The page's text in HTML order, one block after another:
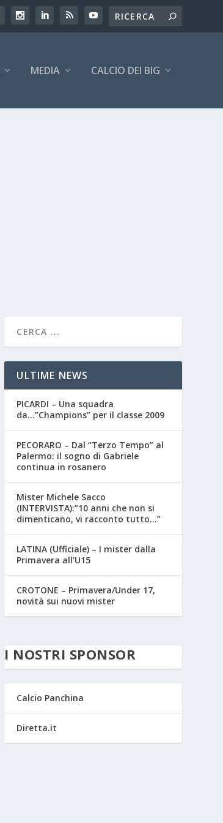
MEDIA CALCIO DEI BIG
ULTIME NEWS
PICARDI – Una squadra
da…”Champions” per il classe 2009
PECORARO – Dal “Terzo Tempo” al
Palermo: il sogno di Gabriele
continua in rosanero
Mister Michele Sacco
(INTERVISTA):”10 anni che non si
dimenticano, vi racconto tutto…”
LATINA (Ufficiale) – I mister dalla
Primavera all’U15
CROTONE – Primavera/Under 17,
novità sui nuovi mister
I NOSTRI SPONSOR
Calcio Panchina
Diretta.it